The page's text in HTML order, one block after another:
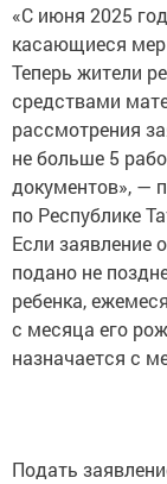
«С июня 2025
касающиеся
Теперь жители
средствами
рассмотрения
не больше 5
документов», —
по Республике
Если заявление
подано не
ребенка,
с месяца его
назначается с
Подать